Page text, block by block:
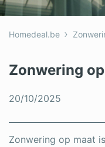
Hovenier
Isolatie
Loodgieter
Rolluiken
Homedeal.be
Zonwering
20/10/2025
Zonwering op maat